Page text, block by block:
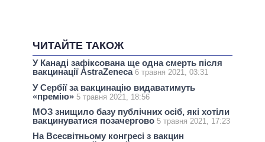
ЧИТАЙТЕ ТАКОЖ
У Канаді зафіксована ще одна смерть після
вакцинації AstraZeneca 6 травня 2021, 03:31
У Сербії за вакцинацію видаватимуть
«премію» 5 травня 2021, 18:56
МОЗ знищило базу публічних осіб, які хотіли
вакцинуватися позачергово 5 травня 2021, 17:23
На Всесвітньому конгресі з вакцин